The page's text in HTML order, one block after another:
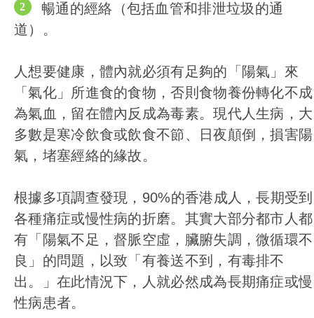
暢通的經絡（包括血管和排泄垃圾的通
道）。
人想要健康，體內就必須有足夠的「陽氣」來
「氣化」所進食的食物，否則食物養份轉化不成
為氣血，留在體內反成為毒素。現代人生病，大
多數是寒冷飲食或飲食不節、日夜顛倒，損害陽
氣，堵塞經絡的緣故。
根據多項調查發現，90%的香港成人，長期受到
各種痛症或慢性病的折磨。其實大部分都市人都
有「陽氣不足，督脈空虛，臟腑失調，微循環不
良」的問題，以致「有養送不到，有毒排不
出。」在此情況下，人就必然成為長期痛症或慢
性病患者。